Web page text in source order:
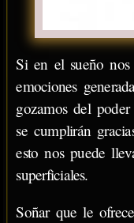
Si en el sueño
emociones
gozamos del
se cumplirán
esto nos puede
superficiales.
Soñar que le